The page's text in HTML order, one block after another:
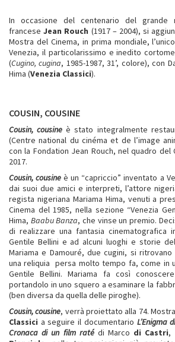
In occasione del centenario del grande
franceseJean Rouch (1917 – 2004), si
Mostra del Cinema, in prima mondiale,
Venezia, il particolarissimo e inedito
(Cugino, cugina, 1985-1987, 31’, colore), con
Hima (Venezia Classici).
COUSIN, COUSINE
Cousin, cousineè stato integralmente
(Centre national du cinéma et de l’image
con la Fondation Jean Rouch, nel quadro del
2017.
Cousin, cousineè un “capriccio” inventato a
dai suoi due amici e interpreti, l’attore
regista nigeriana Mariama Hima, venuti a
Cinema del 1985, nella sezione “Venezia
Hima, Baabu Banza, che vinse un premio.
di realizzare una fantasia cinematografica
Gentile Bellini e ad alcuni luoghi e storie
Mariama e Damouré, due cugini, si
una reliquia persa molto tempo fa, come in
Gentile Bellini. Mariama fa così
portandolo in uno squero a esaminare la
(ben diversa da quella delle piroghe).
Cousin, cousine, verrà proiettato alla 74.
Classici a seguire il documentario L’Enigma
Cronaca di un film ratédi Marco di Castri,